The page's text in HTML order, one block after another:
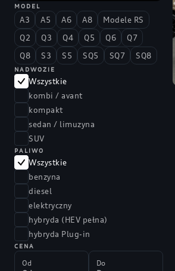
MODEL
A3 A5 A6 A8
Modele RS
Q2
Q3 Q4 Q5 Q6
Q7
Q8
S3 S5 SQ5 SQ7 SQ8
NADWOZIE
Wszystkie
kombi / avant
kompakt
sedan / limuzyna
SUV
PALIWO
Wszystkie
benzyna
diesel
elektryczny
hybryda (HEV pełna)
hybryda Plug-in
CENA
Od Do